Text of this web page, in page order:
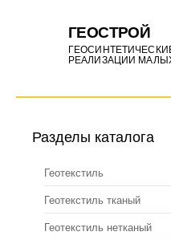
ГЕОСТРОЙ
РЕАЛИЗАЦИИ
Разделы каталога
Геотекстиль
Геотекстиль тканый
Геотекстиль нетканый